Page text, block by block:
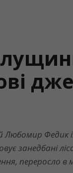
Любомир Федик
занедбані
переросло в